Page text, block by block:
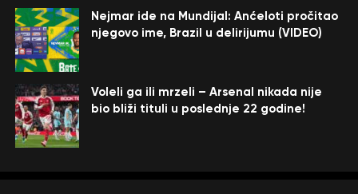
Nejmar ide na Mundijal: Anćeloti pročitao
njegovo ime, Brazil u delirijumu (VIDEO)
Voleli ga ili mrzeli – Arsenal nikada nije
bio bliži tituli u poslednje 22 godine!